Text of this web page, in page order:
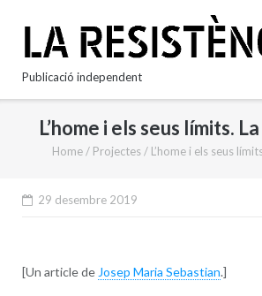
content
Publicació independent
L’home i els seus límits.
Home / Projectes / L’home i els seus
29 desembre 2019
[Un article deJosep Maria Sebastian.]